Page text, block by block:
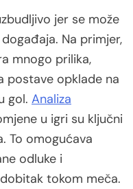
jer se može
Na primjer,
mnogo prilika,
postave opklade na
gol. Analiza
u igri su ključni
To omogućava
odluke i
tokom meča.